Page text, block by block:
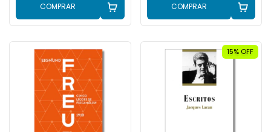
COMPRAR COMPRAR
15% OFF